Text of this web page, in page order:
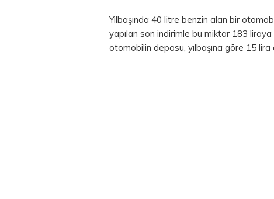
Yılbaşında 40 litre benzin alan bir
yapılan son indirimle bu miktar 183
otomobilin deposu, yılbaşına göre 15 lira